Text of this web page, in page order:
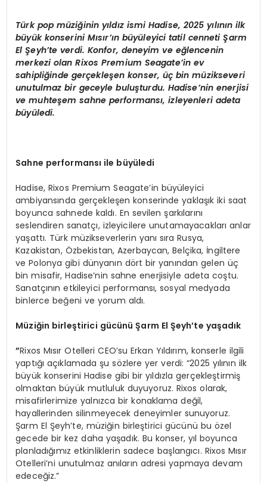
Türk pop müziğinin yıldız ismi Hadise, 2025 yılının ilk
büyük konserini Mısır’ın büyüleyici tatil cenneti Şarm
El Şeyh’te verdi. Konfor, deneyim ve eğlencenin
merkezi olan Rixos Premium Seagate’in ev
sahipliğinde gerçekleşen konser, üç bin müzikseveri
unutulmaz bir geceyle buluşturdu. Hadise’nin enerjisi
ve muhteşem sahne performansı, izleyenleri adeta
büyüledi.
Sahne performansı ile büyüledi
Hadise, Rixos Premium Seagate’in büyüleyici
ambiyansında gerçekleşen konserinde yaklaşık iki saat
boyunca sahnede kaldı. En sevilen şarkılarını
seslendiren sanatçı, izleyicilere unutamayacakları anlar
yaşattı. Türk müzikseverlerin yanı sıra Rusya,
Kazakistan, Özbekistan, Azerbaycan, Belçika, İngiltere
ve Polonya gibi dünyanın dört bir yanından gelen üç
bin misafir, Hadise’nin sahne enerjisiyle adeta coştu.
Sanatçının etkileyici performansı, sosyal medyada
binlerce beğeni ve yorum aldı.
Müziğin birleştirici gücünü Şarm El Şeyh’te yaşadık
”Rixos Mısır Otelleri CEO’su Erkan Yıldırım, konserle ilgili
yaptığı açıklamada şu sözlere yer verdi: “2025 yılının ilk
büyük konserini Hadise gibi bir yıldızla gerçekleştirmiş
olmaktan büyük mutluluk duyuyoruz. Rixos olarak,
misafirlerimize yalnızca bir konaklama değil,
hayallerinden silinmeyecek deneyimler sunuyoruz.
Şarm El Şeyh’te, müziğin birleştirici gücünü bu özel
gecede bir kez daha yaşadık. Bu konser, yıl boyunca
planladığımız etkinliklerin sadece başlangıcı. Rixos Mısır
Otelleri’ni unutulmaz anıların adresi yapmaya devam
edeceğiz.”